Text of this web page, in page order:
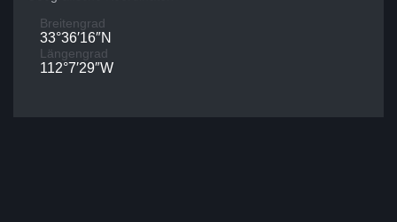
Breitengrad
33°36′16″N
Längengrad
112°7′29″W